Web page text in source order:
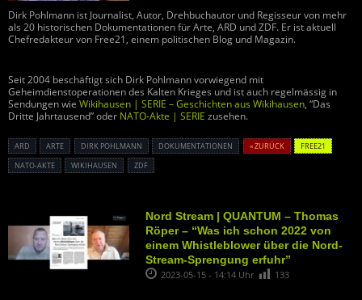
Dirk Pohlmann ist Journalist, Autor, Drehbuchautor und Regisseur von mehr
als 20 historischen Dokumentationen für Arte, ARD und ZDF. Er ist aktuell
Chefredakteur von Free21, einem politischen Blog und Magazin.
Seit 2004 beschäftigt sich Dirk Pohlmann vorwiegend mit
Geheimdienstoperationen des Kalten Krieges und ist auch regelmässig in
Sendungen wie Wikihausen | SERIE – Geschichten aus Wikihausen, “Das
Dritte Jahrtausend” oder NATO-Akte | SERIE zusehen.
ARD ARTE DIRK POHLMANN DOKUMENTATIONEN « ZURÜCK
FREE21
NATO-AKTE
WIKIHAUSEN ZDF
Nord Stream | QUANTUM – Thomas
Röper – “Was ich schon 2022 von
einem Whistleblower über die Nord-
Stream-Sprengung erfuhr”
2023-05-15 - 14:14 Uhr 133